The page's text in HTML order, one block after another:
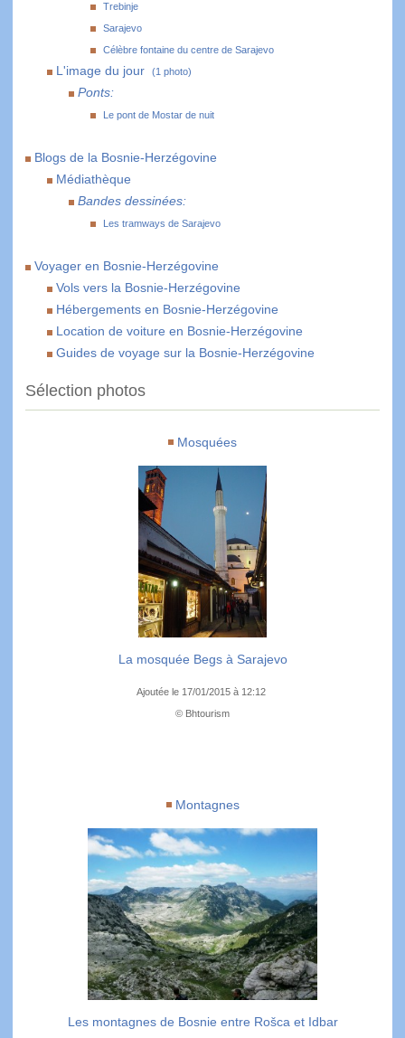
Trebinje
Sarajevo
Célèbre fontaine du centre de Sarajevo
L'image du jour (1 photo)
Ponts:
Le pont de Mostar de nuit
Blogs de la Bosnie-Herzégovine
Médiathèque
Bandes dessinées:
Les tramways de Sarajevo
Voyager en Bosnie-Herzégovine
Vols vers la Bosnie-Herzégovine
Hébergements en Bosnie-Herzégovine
Location de voiture en Bosnie-Herzégovine
Guides de voyage sur la Bosnie-Herzégovine
Sélection photos
Mosquées
La mosquée Begs à Sarajevo
Ajoutée le 17/01/2015 à 12:12
© Bhtourism
Montagnes
Les montagnes de Bosnie entre Rošca et Idbar